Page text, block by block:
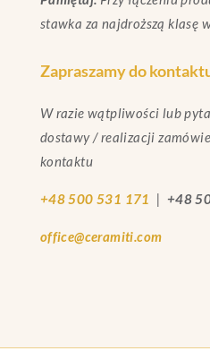
stawka za najdroższą klasę
Zapraszamy do
W razie wątpliwości lub
dostawy / realizacji
kontaktu
+48 500 531 171 +48
office@ceramiti.com